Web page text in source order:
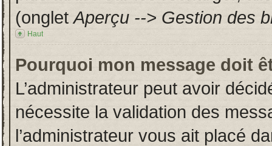
(ongletAperçu --> Gestion des
Haut
Pourquoi mon message doit
L’administrateur peut avoir
nécessite la validation des
l’administrateur vous ait placé